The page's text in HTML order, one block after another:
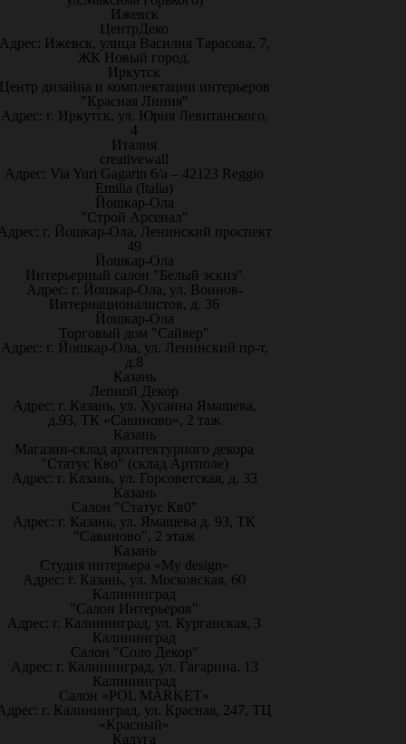
Ижевск
ЦентрДеко
Ижевск, улица Василия Тарасова, 7,
ЖК Новый город.
Иркутск
дизайна и комплектации интерьеров
"Красная Линия"
Адрес: г. Иркутск, ул. Юрия Левитанского,
4
Италия
creativewall
Адрес: Via Yuri Gagarin 6/a – 42123 Reggio
Emilia (Italia)
Йошкар-Ола
"Строй Арсенал"
г. Йошкар-Ола, Ленинский проспект
49
Йошкар-Ола
Интерьерный салон "Белый эскиз"
Адрес: г. Йошкар-Ола, ул. Воинов-
Интернационалистов, д. 36
Йошкар-Ола
Торговый дом "Сайвер"
Адрес: г. Йошкар-Ола, ул. Ленинский пр-т,
д.8
Казань
Лепной Декор
Адрес: г. Казань, ул. Хусаина Ямашева,
д.93, ТК «Савиново», 2 таж
Казань
Магазин-склад архитектурного декора
"Статус Кво" (склад Артполе)
Адрес: г. Казань, ул. Горсоветская, д. 33
Казань
Салон "Статус Кв0"
Адрес: г. Казань, ул. Ямашева д. 93, ТК
"Савиново", 2 этаж
Казань
Студия интерьера «My design»
Адрес: г. Казань, ул. Московская, 60
Калининград
"Салон Интерьеров"
Адрес: г. Калининград, ул. Курганская, 3
Калининград
Салон "Соло Декор"
Адрес: г. Калининград, ул. Гагарина, 13
Калининград
Салон «POL MARKET»
г. Калининград, ул. Красная, 247, ТЦ
«Красный»
Калуга